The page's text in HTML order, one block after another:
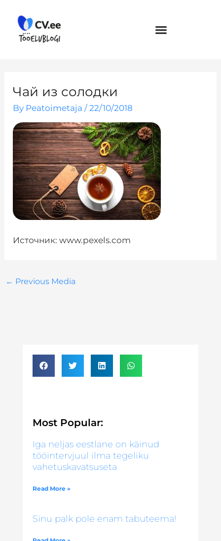
content
Чай из солодки
By Peatoimetaja/22/10/2018
Источник: www.pexels.com
← Previous Media
Most Popular:
Iga neljas eestlane on käinud
tööintervjuul ilma tegeliku
vahetuskavatsuseta
Read More »
Sinu palk pole enam tabuteema!